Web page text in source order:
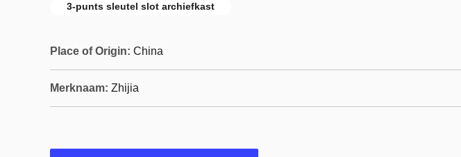
3-punts sleutel slot archiefkast
Place of Origin: China
Merknaam: Zhijia